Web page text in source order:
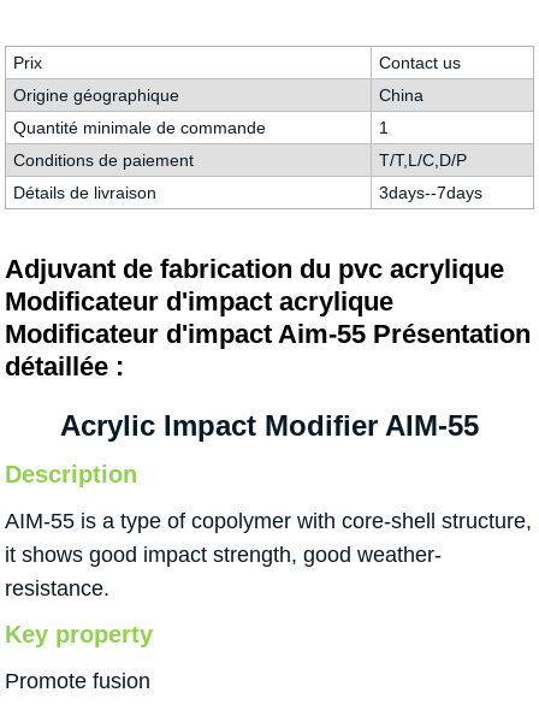
Prix
Contact us
Origine géographique
China
Quantité minimale de commande
1
Conditions de paiement
T/T,L/C,D/P
Détails de livraison
3days--7days
Adjuvant de fabrication du pvc acrylique
Modificateur d'impact acrylique
Modificateur d'impact Aim-55 Présentation
détaillée :
Acrylic Impact Modifier AIM-55
Description
AIM-55 is a type of copolymer with core-shell structure,
it shows good impact strength, good weather-
resistance.
Key property
Promote fusion